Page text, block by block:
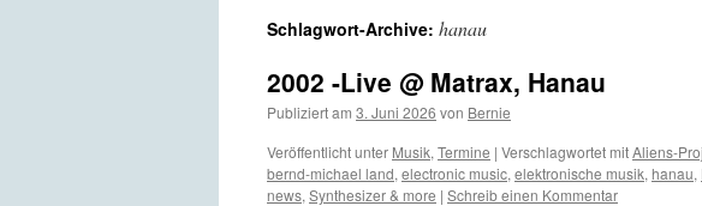
Schlagwort-Archive: hanau
2002 -Live @ Matrax, Hanau
Publiziert am 3. Juni 2026 von Bernie
Veröffentlicht unter Musik, Termine | Verschlagwortet mitAliens-
bernd-michael land, electronic music, elektronische musik, hanau,
news, Synthesizer & more | Schreib einen Kommentar